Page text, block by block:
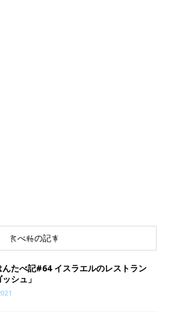
食べ物の記事
んたべ記#64 イスラエルのレストラン
ッシュ」